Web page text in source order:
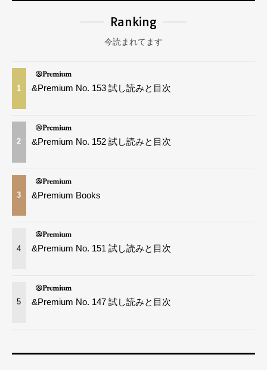
Ranking
今読まれてます
1 &Premium No. 153 試し読みと目次
2 &Premium No. 152 試し読みと目次
3 &Premium Books
4 &Premium No. 151 試し読みと目次
5 &Premium No. 147 試し読みと目次